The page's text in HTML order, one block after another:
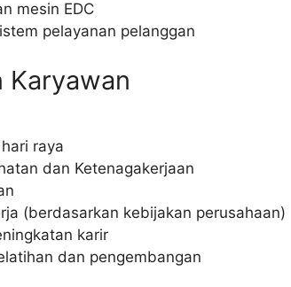
mesin EDC
pelayanan pelanggan
Karyawan
raya
dan Ketenagakerjaan
(berdasarkan kebijakan perusahaan)
karir
dan pengembangan